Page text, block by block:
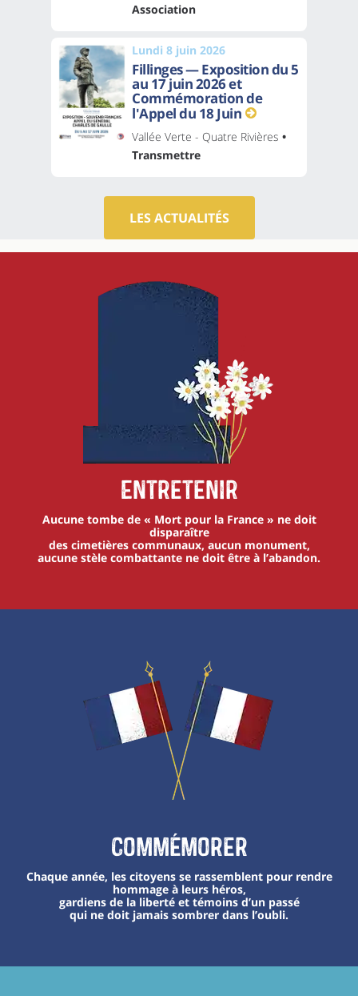
Association
Lundi 8 juin 2026
Fillinges — Exposition du 5
au 17 juin 2026 et
Commémoration de
l'Appel du 18 Juin
Vallée Verte - Quatre Rivières •
Transmettre
LES ACTUALITÉS
Entretenir
Aucune tombe de « Mort pour la France » ne doit
disparaître
des cimetières communaux, aucun monument,
aucune stèle combattante ne doit être à l’abandon.
Commémorer
Chaque année, les citoyens se rassemblent pour rendre
hommage à leurs héros,
gardiens de la liberté et témoins d’un passé
qui ne doit jamais sombrer dans l’oubli.